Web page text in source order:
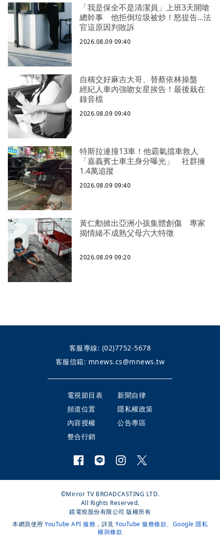
「我是保全不是清潔員」上班3天開嗆
總幹事 他拒倒垃圾被炒！怒提告...法
官這原因判敗訴
2026.08.09 09:40
自稱交好麻吉大哥、替蔡依林操盤
經紀人車內強吻女星挨告！最後栽在
錄音檔
2026.08.09 09:40
特斯拉連撞13車！他霸氣擋車救人
「嘉義賓士車主身分曝光」 社群擁
1.4萬追蹤
2026.08.09 09:40
黃仁勳掀出亞洲小孩集體創傷 專家
揭情緒不成熟父母六大特徵
2026.08.09 09:20
客服專線: (02)7752-5678
客服信箱: mnews.cs@mnews.tw
電視節目表
新聞自律
頻道位置
隱私權政策
內容授權
公告專區
整合行銷
©Mirror TV BROADCASTING LTD.
All Rights Reserved.
鏡電視股份有限公司 版權所有
本網頁使用 YouTube API 服務 ，詳見 YouTube 服務條款、 Google 隱私
權與條款